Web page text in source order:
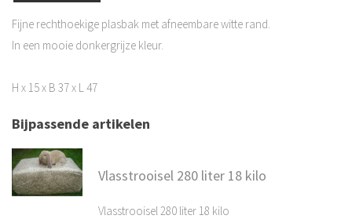
Fijne rechthoekige plasbak met afneembare witte rand.
In een mooie donkergrijze kleur.
H x 15 x B 37 x L 47
Bijpassende artikelen
Vlasstrooisel 280 liter 18 kilo
Vlasstrooisel 280 liter 18 kilo